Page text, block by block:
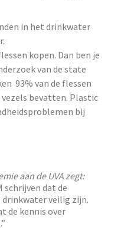
in het drinkwater
kopen. Dan ben je
van de state
93% van de flessen
bevatten. Plastic
bij
aan de UVA zegt:
schrijven dat de
veilig zijn.
de kennis over